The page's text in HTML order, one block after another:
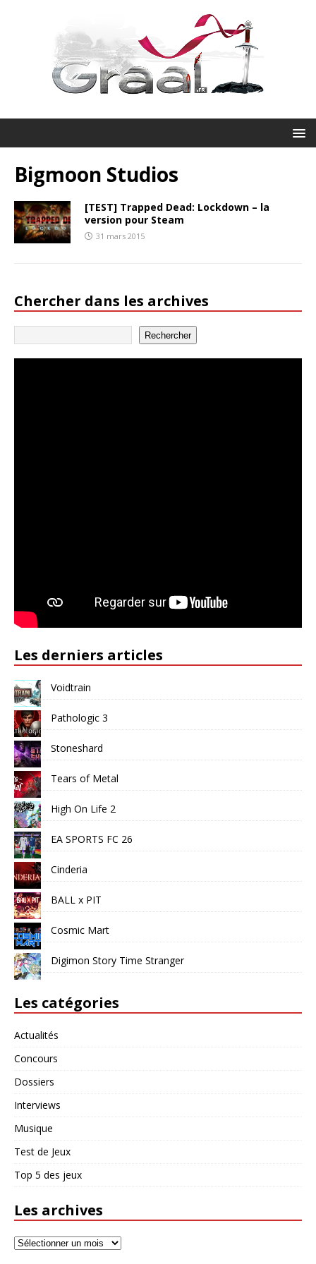
Bigmoon Studios
[TEST] Trapped Dead: Lockdown – la
version pour Steam
31 mars 2015
Chercher dans les archives
Rechercher
Les derniers articles
Voidtrain
Pathologic 3
Stoneshard
Tears of Metal
High On Life 2
EA SPORTS FC 26
Cinderia
BALL x PIT
Cosmic Mart
Digimon Story Time Stranger
Les catégories
Actualités
Concours
Dossiers
Interviews
Musique
Test de Jeux
Top 5 des jeux
Les archives